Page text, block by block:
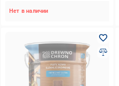
Нет в наличии